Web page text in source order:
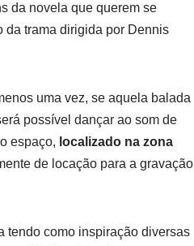
da novela que querem se
da trama dirigida por Dennis
uma vez, se aquela balada
possível dançar ao som de
espaço, localizado na zona
de locação para a gravação
tendo como inspiração diversas